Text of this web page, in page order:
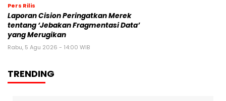
Pers Rilis
Laporan Cision Peringatkan Merek
tentang ‘Jebakan Fragmentasi Data’
yang Merugikan
Rabu, 5 Agu 2026 - 14:00 WIB
TRENDING